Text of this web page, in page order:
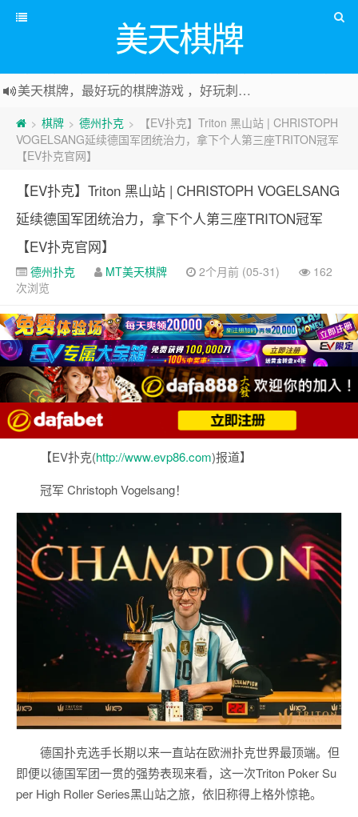
美天棋牌
美天棋牌，最好玩的棋牌游戏 ，好玩刺激可以赚Money，传送门：
> 棋牌 > 德州扑克 >
【EV扑克】Triton 黑山站 | CHRISTOPH
VOGELSANG延续德国军团统治力，拿下个人第三座TRITON冠军
【EV扑克官网】
【EV扑克】Triton 黑山站 | CHRISTOPH VOGELSANG
延续德国军团统治力，拿下个人第三座TRITON冠军
【EV扑克官网】
德州扑克 MT美天棋牌 2个月前 (05-31)
162
次浏览
【EV扑克(http://www.evp86.com)报道】
冠军 Christoph Vogelsang！
德国扑克选手长期以来一直站在欧洲扑克世界最顶端。但
即便以德国军团一贯的强势表现来看，这一次Triton Poker Su
per High Roller Series黑山站之旅，依旧称得上格外惊艳。